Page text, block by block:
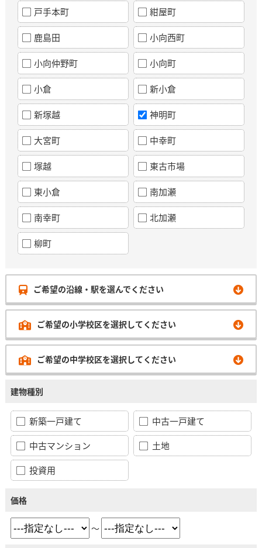
戸手本町 紺屋町
鹿島田 小向西町
小向仲野町 小向町
小倉 新小倉
新塚越 神明町
大宮町 中幸町
塚越 東古市場
東小倉 南加瀬
南幸町 北加瀬
柳町
ご希望の沿線・駅を選んでください
ご希望の小学校区を選択してください
ご希望の中学校区を選択してください
建物種別
新築一戸建て
中古一戸建て
中古マンション
土地
投資用
価格
～